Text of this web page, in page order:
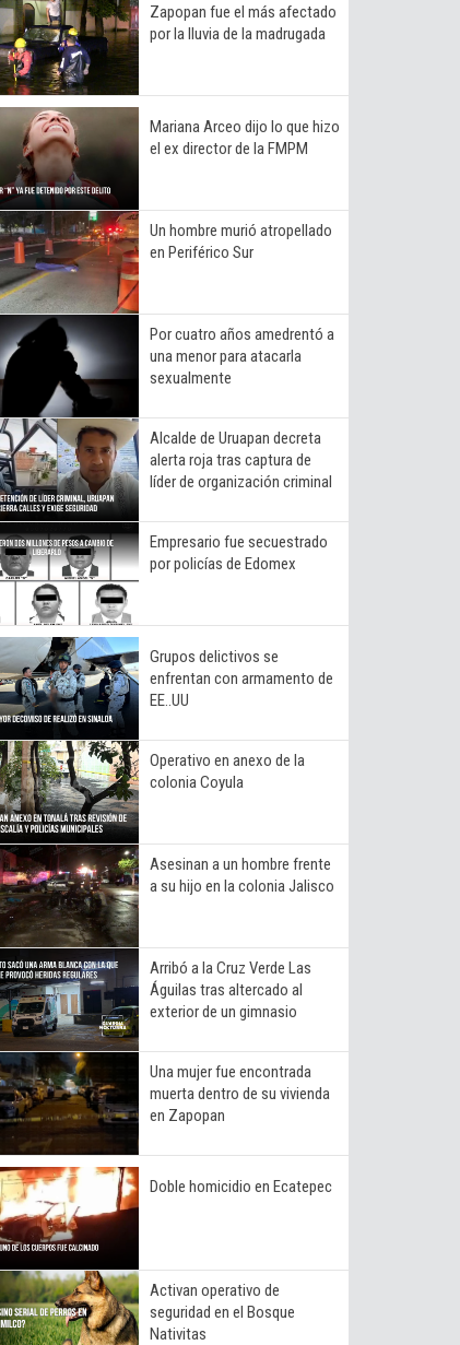
Zapopan fue el más afectado
por la lluvia de la madrugada
Mariana Arceo dijo lo que hizo
el ex director de la FMPM
Un hombre murió atropellado
en Periférico Sur
Por cuatro años amedrentó a
una menor para atacarla
sexualmente
Alcalde de Uruapan decreta
alerta roja tras captura de
líder de organización criminal
Empresario fue secuestrado
por policías de Edomex
Grupos delictivos se
enfrentan con armamento de
EE..UU
Operativo en anexo de la
colonia Coyula
Asesinan a un hombre frente
a su hijo en la colonia Jalisco
Arribó a la Cruz Verde Las
Águilas tras altercado al
exterior de un gimnasio
Una mujer fue encontrada
muerta dentro de su vivienda
en Zapopan
Doble homicidio en Ecatepec
Activan operativo de
seguridad en el Bosque
Nativitas